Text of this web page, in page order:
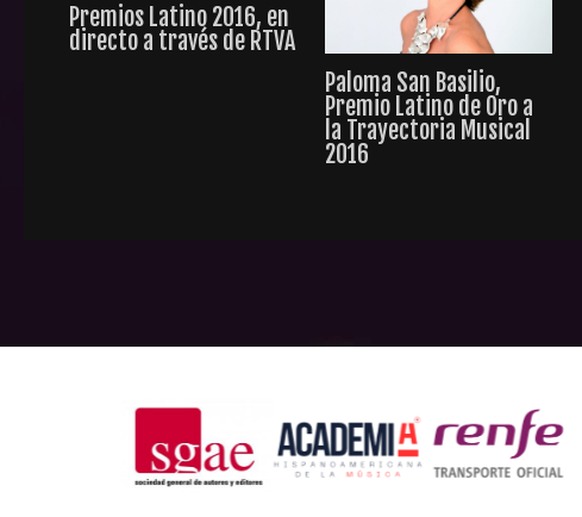
Premios Latino 2016, en
directo a través de RTVA
Paloma San Basilio,
Premio Latino de Oro a
la Trayectoria Musical
2016